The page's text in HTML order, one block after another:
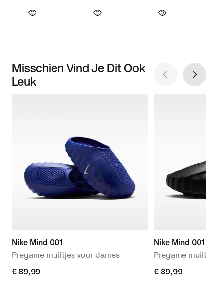
Misschien Vind Je Dit Ook
Leuk
Nike Mind 001
Pregame muiltjes voor dames
€ 89,99
€ 89,99
Nike Mind 001
Pregame
€ 89,99
€ 89,99